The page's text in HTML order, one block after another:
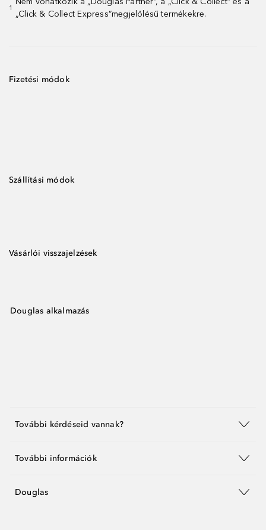
1
„Click & Collect Express”megjelölésű termékekre.
Fizetési módok
Szállítási módok
Vásárlói visszajelzések
Douglas alkalmazás
További kérdéseid vannak?
További információk
Douglas